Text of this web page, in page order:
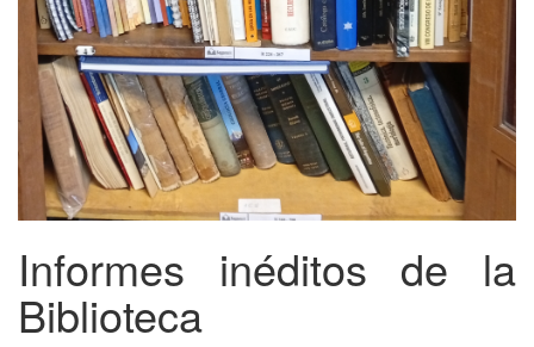
Informes inéditos de la
Biblioteca